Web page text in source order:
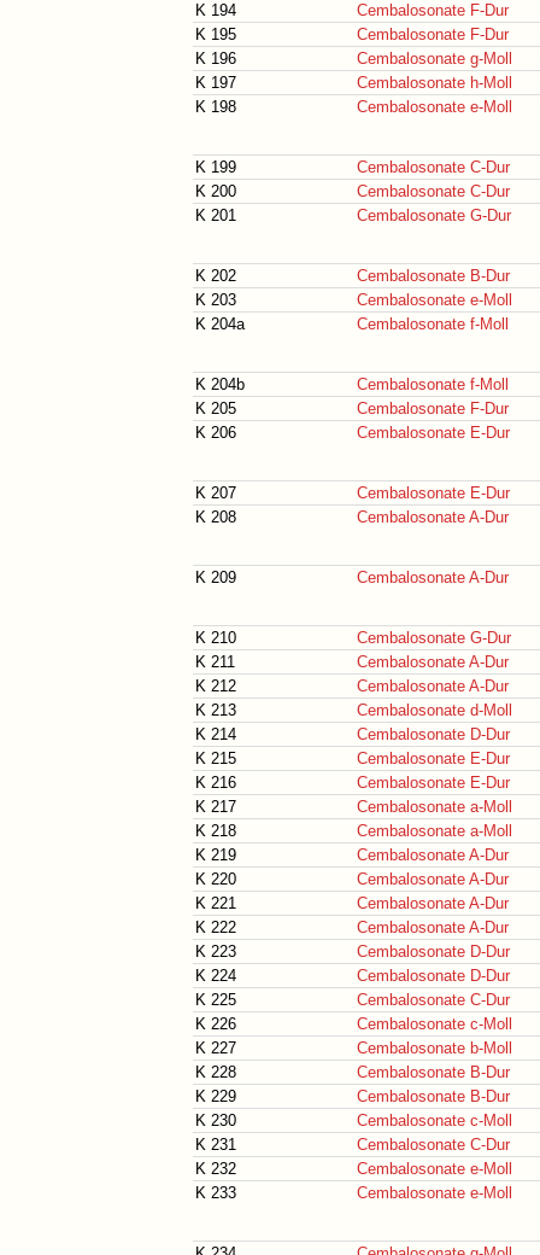
K 194
Cembalosonate F-Dur
K 195
Cembalosonate F-Dur
K 196
Cembalosonate g-Moll
K 197
Cembalosonate h-Moll
K 198
Cembalosonate e-Moll
K 199
Cembalosonate C-Dur
K 200
Cembalosonate C-Dur
K 201
Cembalosonate G-Dur
K 202
Cembalosonate B-Dur
K 203
Cembalosonate e-Moll
K 204a
Cembalosonate f-Moll
K 204b
Cembalosonate f-Moll
K 205
Cembalosonate F-Dur
K 206
Cembalosonate E-Dur
K 207
Cembalosonate E-Dur
K 208
Cembalosonate A-Dur
K 209 Cembalosonate A-Dur
K 210
Cembalosonate G-Dur
K 211
Cembalosonate A-Dur
K 212
Cembalosonate A-Dur
K 213
Cembalosonate d-Moll
K 214
Cembalosonate D-Dur
K 215
Cembalosonate E-Dur
K 216
Cembalosonate E-Dur
K 217
Cembalosonate a-Moll
K 218
Cembalosonate a-Moll
K 219
Cembalosonate A-Dur
K 220
Cembalosonate A-Dur
K 221
Cembalosonate A-Dur
K 222
Cembalosonate A-Dur
K 223
Cembalosonate D-Dur
K 224
Cembalosonate D-Dur
K 225
Cembalosonate C-Dur
K 226
Cembalosonate c-Moll
K 227
Cembalosonate b-Moll
K 228
Cembalosonate B-Dur
K 229
Cembalosonate B-Dur
K 230
Cembalosonate c-Moll
K 231
Cembalosonate C-Dur
K 232
Cembalosonate e-Moll
K 233
Cembalosonate e-Moll